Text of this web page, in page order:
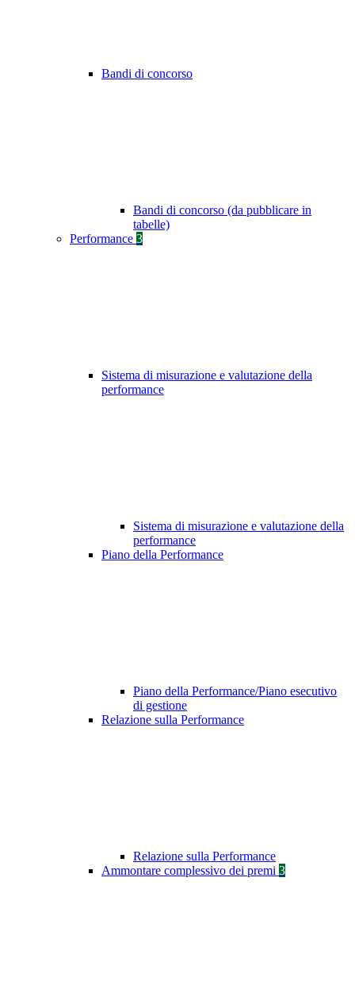
Bandi di concorso
Bandi di concorso (da pubblicare in
tabelle)
Performance 3
Sistema di misurazione e valutazione della
performance
Sistema di misurazione e valutazione della
performance
Piano della Performance
Piano della Performance/Piano esecutivo
di gestione
Relazione sulla Performance
Relazione sulla Performance
Ammontare complessivo dei premi 3